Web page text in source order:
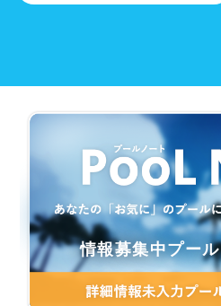
情報募集中プール